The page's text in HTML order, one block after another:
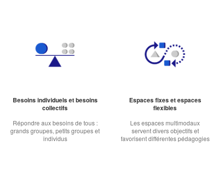
Besoins individuels et besoins
collectifs
Répondre aux besoins de tous :
grands groupes, petits groupes et
individus
Espaces fixes et espaces
flexibles
Les espaces multimodaux
servent divers objectifs et
favorisent différentes pédagogies